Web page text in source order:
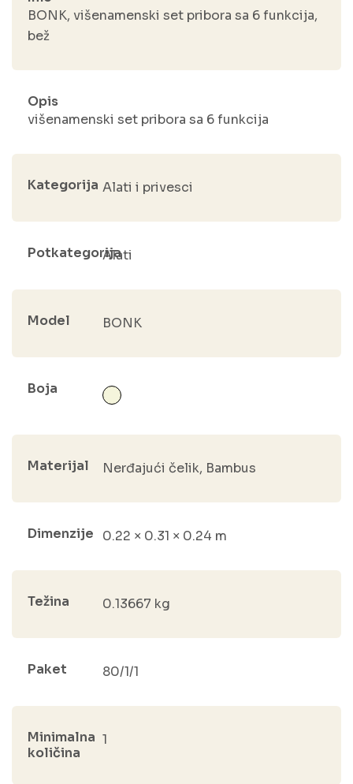
BONK, višenamenski set pribora sa 6 funkcija,
bež
Opis
višenamenski set pribora sa 6 funkcija
Kategorija Alati i privesci
Potkategorija
Alati
Model BONK
Boja
Materijal Nerđajući čelik, Bambus
Dimenzije 0.22 × 0.31 × 0.24 m
Težina 0.13667 kg
Paket 80/1/1
Minimalna
količina
1